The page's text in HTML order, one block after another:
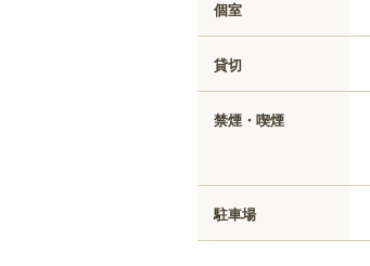
個室
貸切
禁煙・喫煙
駐車場